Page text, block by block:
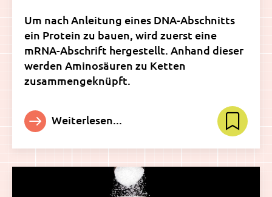
Um nach Anleitung eines DNA-Abschnitts
ein Protein zu bauen, wird zuerst eine
mRNA-Abschrift hergestellt. Anhand dieser
werden Aminosäuren zu Ketten
zusammengeknüpft.
Weiterlesen...